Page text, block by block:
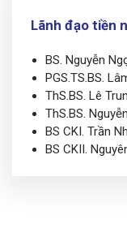
Lãnh đạo tiền
BS. Nguyễn
PGS.TS.BS.
ThS.BS. Lê
ThS.BS.
BS CKI. Trần
BS CKII.